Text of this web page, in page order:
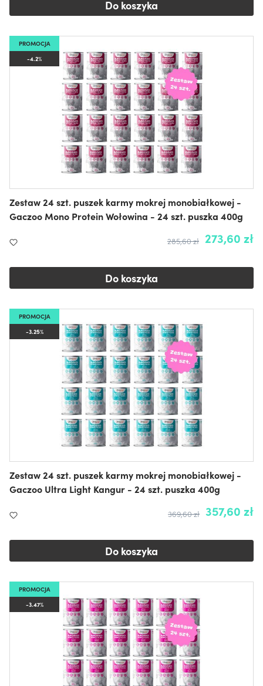
Do koszyka
PROMOCJA
-4.2%
Zestaw 24 szt. puszek karmy mokrej monobiałkowej -
Gaczoo Mono Protein Wołowina - 24 szt. puszka 400g
273,60 zł
285,60 zł
Do koszyka
PROMOCJA
-3.25%
Zestaw 24 szt. puszek karmy mokrej monobiałkowej -
Gaczoo Ultra Light Kangur - 24 szt. puszka 400g
357,60 zł
369,60 zł
Do koszyka
PROMOCJA
-3.47%